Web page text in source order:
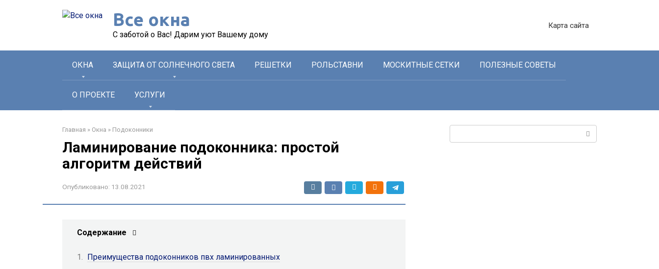
Все окна
С заботой о Вас! Дарим уют Вашему дому
Карта сайта
ОКНА ЗАЩИТА ОТ СОЛНЕЧНОГО СВЕТА РЕШЕТКИ РОЛЬСТАВНИ МОСКИТНЫЕ СЕТКИ ПОЛЕЗНЫЕ СОВЕТЫ
О ПРОЕКТЕ УСЛУГИ
Главная » Окна » Подоконники
Ламинирование подоконника: простой
алгоритм действий
Опубликовано: 13.08.2021
Содержание
Преимущества подоконников пвх ламинированных